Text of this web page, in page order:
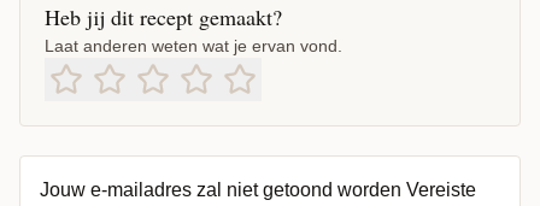
Heb jij dit recept gemaakt?
Laat anderen weten wat je ervan vond.
Jouw e-mailadres zal niet getoond worden Vereiste